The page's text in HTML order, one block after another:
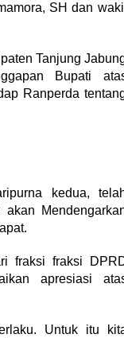
SH dan wakil
Tanjung
Bupati
Ranperda
kedua,
fraksi fraksi
apresiasi
Untuk itu